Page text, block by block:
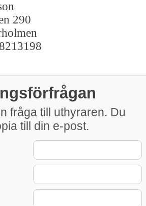
290
fråga till uthyraren. Du
till din e-post.